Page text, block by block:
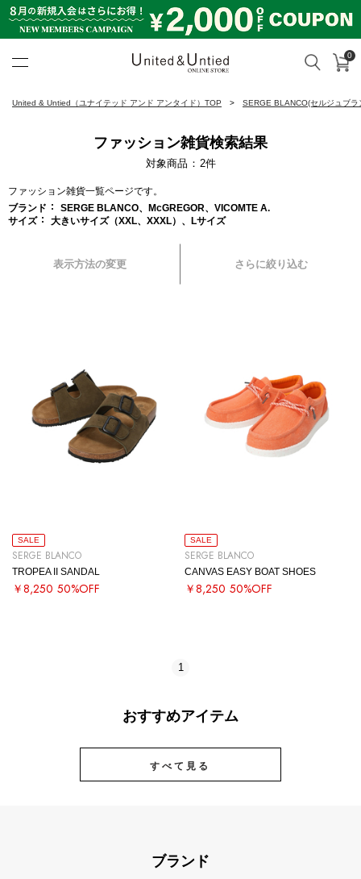
検索 カ
0
United & Untied（ユナイテッド アンド アンタイド）TOP SERGE BLANCO(セルジュブ
ファッション雑貨検索結果
対象商品 2件
ファッション雑貨一覧ページです。
ブランド
SERGE BLANCO、McGREGOR、VICOMTE A.
サイズ
大きいサイズ（XXL、XXXL）、Lサイズ
表示方法の変更 さらに絞り込む
SALE
SERGE BLANCO
TROPEA II SANDAL
￥8,250 50%OFF
SALE
SERGE BLANCO
CANVAS EASY BOAT SHOES
￥8,250 50%OFF
1
おすすめアイテム
すべて見る
ブランド